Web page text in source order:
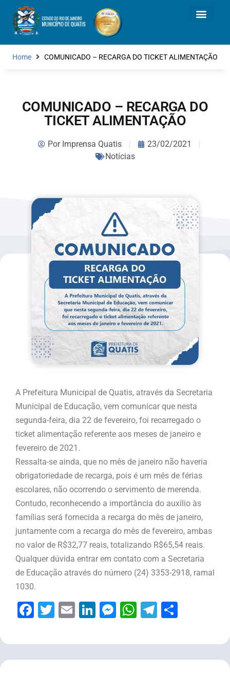
Home COMUNICADO – RECARGA DO TICKET ALIMENTAÇÃO
COMUNICADO – RECARGA DO
TICKET ALIMENTAÇÃO
PorImprensa Quatis
23/02/2021
Notícias
A Prefeitura Municipal de Quatis, através da Secretaria
Municipal de Educação, vem comunicar que nesta
segunda-feira, dia 22 de fevereiro, foi recarregado o
ticket alimentação referente aos meses de janeiro e
fevereiro de 2021.
Ressalta-se ainda, que no mês de janeiro não haveria
obrigatoriedade de recarga, pois é um mês de férias
escolares, não ocorrendo o servimento de merenda.
Contudo, reconhecendo a importância do auxílio às
famílias será fornecida a recarga do mês de janeiro,
juntamente com a recarga do mês de fevereiro, ambas
no valor de R$32,77 reais, totalizando R$65,54 reais.
Qualquer dúvida entrar em contato com a Secretaria
de Educação através do número (24) 3353-2918, ramal
1030.
Facebook
Twitter
EmailLinkedIn
Messenger
WhatsApp
Telegram